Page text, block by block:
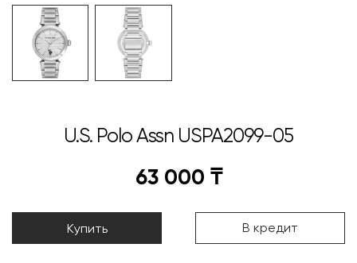
U.S. Polo Assn USPA2099-05
63 000 ₸
Купить В кредит